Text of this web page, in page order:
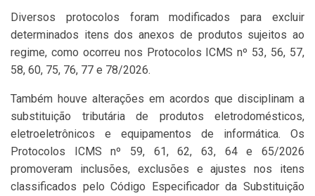
Diversos protocolos foram modificados para excluir
determinados itens dos anexos de produtos sujeitos ao
regime, como ocorreu nos Protocolos ICMS nº 53, 56, 57,
58, 60, 75, 76, 77 e 78/2026.
Também houve alterações em acordos que disciplinam a
substituição tributária de produtos eletrodomésticos,
eletroeletrônicos e equipamentos de informática. Os
Protocolos ICMS nº 59, 61, 62, 63, 64 e 65/2026
promoveram inclusões, exclusões e ajustes nos itens
classificados pelo Código Especificador da Substituição